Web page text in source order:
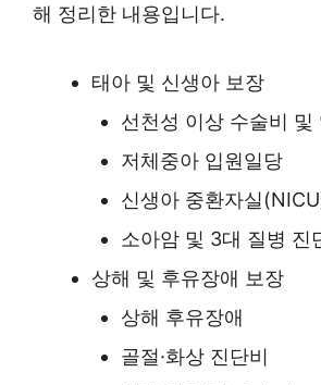
해 정리한 내용입니다.
태아 및 신생아 보장
선천성 이상 수술비 및
저체중아 입원일당
신생아 중환자실
소아암 및 3대 질병 진
상해 및 후유장애 보장
상해 후유장애
골절·화상 진단비